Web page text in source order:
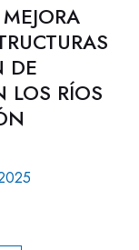
DE
LOS RÍOS